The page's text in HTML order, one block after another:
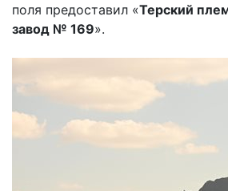
поля предоставил «Терский
завод № 169».